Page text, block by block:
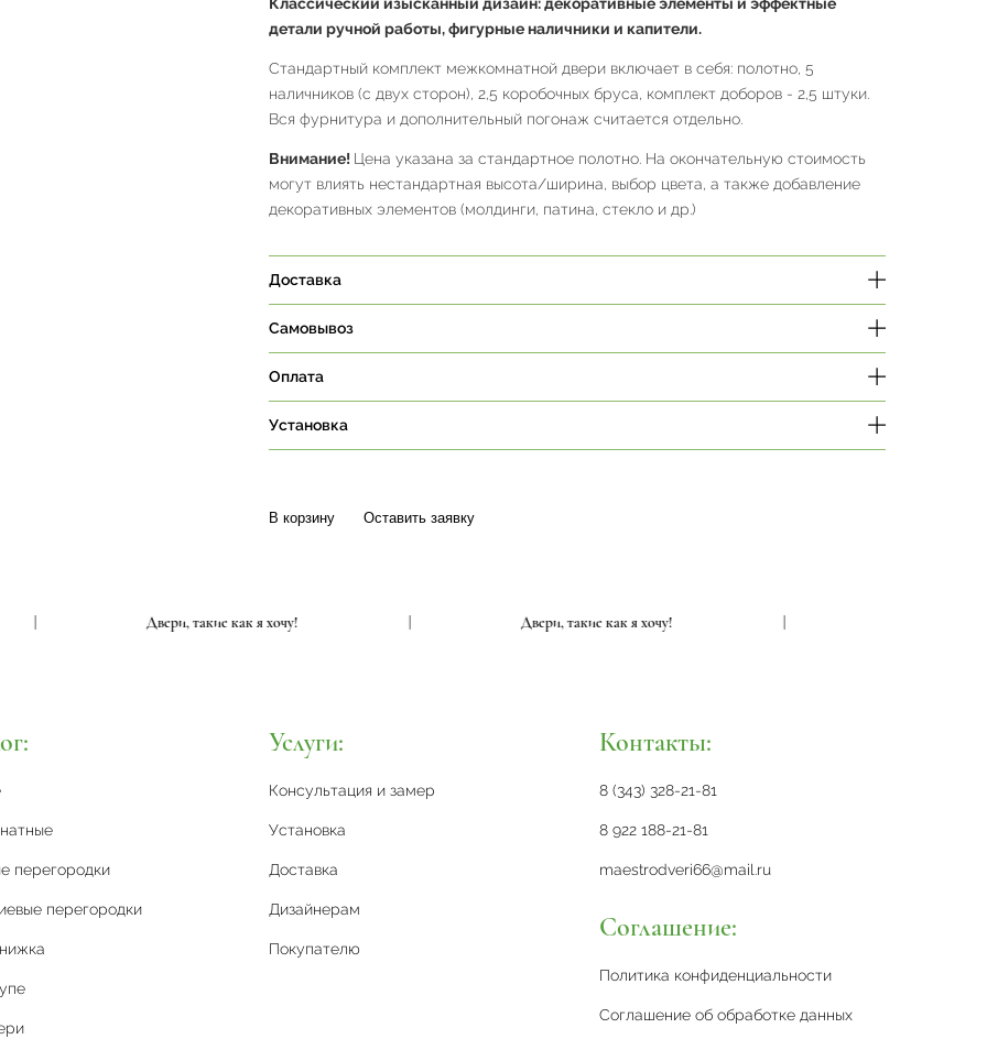
детали ручной работы, фигурные наличники и капители.
Стандартный комплект межкомнатной двери включает в себя: полотно, 5
наличников (с двух сторон), 2,5 коробочных бруса, комплект доборов - 2,5 штуки.
Вся фурнитура и дополнительный погонаж считается отдельно.
Внимание! Цена указана за стандартное полотно. На окончательную стоимость
могут влиять нестандартная высота/ширина, выбор цвета, а также добавление
декоративных элементов (молдинги, патина, стекло и др.)
Доставка
Самовывоз
Оплата
Установка
В корзину Оставить заявку
Двери, такие как я хочу! Двери, такие как я хочу!
перегородки
перегородки
Услуги:
Консультация и замер
Установка
Доставка
Дизайнерам
Покупателю
Контакты:
8 (343) 328-21-81
8 922 188-21-81
maestrodveri66@mail.ru
Соглашение:
Политика конфиденциальности
Соглашение об обработке данных